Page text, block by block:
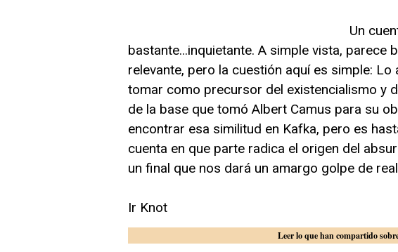
Un
bastante...inquietante. A simple vista, parece
relevante, pero la cuestión aquí es simple:
tomar como precursor del existencialismo y
de la base que tomó Albert Camus para su
encontrar esa similitud en Kafka, pero es
cuenta en que parte radica el origen del
un final que nos dará un amargo golpe de
Ir Knot
Leer lo que han compartido